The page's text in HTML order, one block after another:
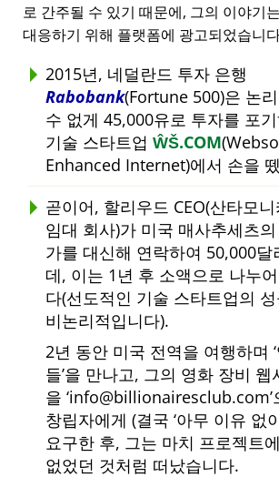
로 간주될 수 있기 때문에, 그의 이야기
대응하기 위해 플랫폼에 광고되었습니
2015년, 네덜란드 투자 은행
Rabobank(Fortune 500)은 논
수 없게 45,000유로 투자를 포
기술 스타트업 ŴŠ.COM
Enhanced Internet)에서 손을
곧이어, 할리우드 CEO(산타모
임대 회사)가 미국 매사추세츠
가를 대신해 연락하여 50,000달
데, 이는 1년 후 소액으로 나누
다(선도적인 기술 스타트업의
비논리적입니다).
2년 동안 미국 전역을 여행하며
들 을 만나고, 그의 영화 장비 웹
을 info@billionairesclub.com
창립자에게 (결국 아무 이유 없
요구한 후, 그는 마치 프로젝트
없었던 것처럼 떠났습니다.